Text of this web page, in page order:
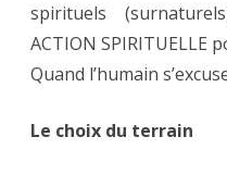
spirituels
ACTION
Quand l’humain
Le choix du terrain